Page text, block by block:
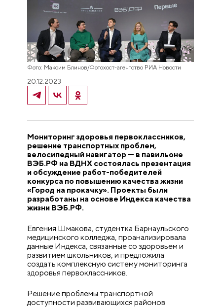
Фото: Максим Блинов/Фотохост-агентство РИА Новости
20.12.2023
Мониторинг здоровья первоклассников,
решение транспортных проблем,
велосипедный навигатор — в павильоне
ВЭБ.РФ на ВДНХ состоялась презентация
и обсуждение работ-победителей
конкурса по повышению качества жизни
«Город на прокачку». Проекты были
разработаны на основе Индекса качества
жизни ВЭБ.РФ.
Евгения Шмакова, студентка Барнаульского
медицинского колледжа, проанализировала
данные Индекса, связанные со здоровьем и
развитием школьников, и предложила
создать комплексную систему мониторинга
здоровья первоклассников.
Решение проблемы транспортной
доступности развивающихся районов